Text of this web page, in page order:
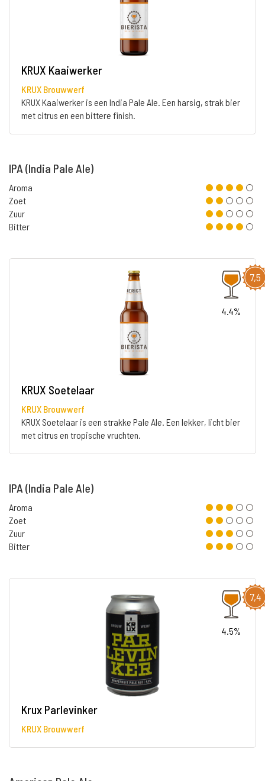
KRUX Kaaiwerker
KRUX Brouwwerf
KRUX Kaaiwerker is een India Pale Ale. Een harsig, strak bier
met citrus en een bittere finish.
IPA (India Pale Ale)
Aroma
Zoet
Zuur
Bitter
7,5
4.4%
KRUX Soetelaar
KRUX Brouwwerf
KRUX Soetelaar is een strakke Pale Ale. Een lekker, licht bier
met citrus en tropische vruchten.
IPA (India Pale Ale)
Aroma
Zoet
Zuur
Bitter
7,4
4.5%
Krux Parlevinker
KRUX Brouwwerf